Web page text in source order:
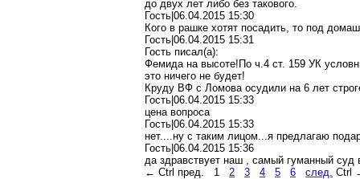
до двух лет либо без такового.
Гость|06.04.2015 15:30
Кого в рашке хотят посадить, то под
Гость|06.04.2015 15:31
Гость писал(a):
Фемида на высоте!По ч.4 ст. 159 УК
это ничего не будет!
Круду ВФ с Ломова осудили на 6 лет
Гость|06.04.2015 15:33
цена вопроса
Гость|06.04.2015 15:33
нет....ну с таким лицом...я предлагаю
Гость|06.04.2015 15:36
да здравствует наш , самый гуманный
← Ctrl пред.
1 2 3 4 5 6 след. Ctrl